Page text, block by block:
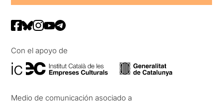
Con el apoyo de
Medio de comunicación asociado a